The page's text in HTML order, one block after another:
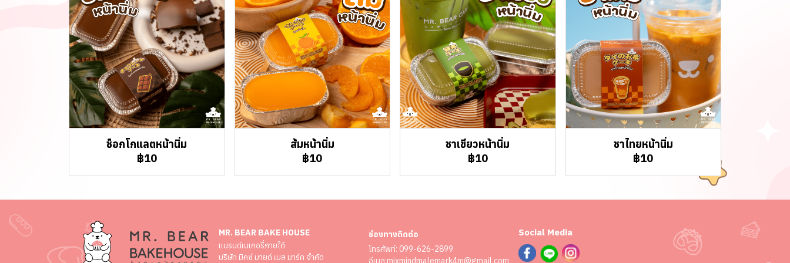
ช็อกโกแลตหน้านิ่ม
฿10
ส้มหน้านิ่ม
฿10
ชาเขียวหน้านิ่ม
฿10
ชาไทยหน้านิ่ม
฿10
MR. BEAR BAKE HOUSE
เเบรนด์เบเกอรี่ภายใต้
บริษัท มิกซ์ มายด์ เมล มาร์ค จำกัด
ช่องทางติดต่อ
โทรศัพท์: 099-626-2899
อีเมล:mixmindmalemark4m@gmail.com
Social Media